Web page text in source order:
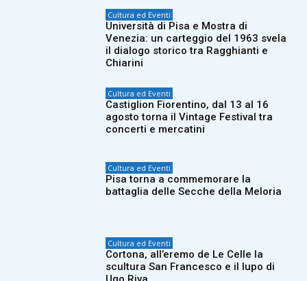
Cultura ed Eventi
Università di Pisa e Mostra di
Venezia: un carteggio del 1963 svela
il dialogo storico tra Ragghianti e
Chiarini
Cultura ed Eventi
Castiglion Fiorentino, dal 13 al 16
agosto torna il Vintage Festival tra
concerti e mercatini
Cultura ed Eventi
Pisa torna a commemorare la
battaglia delle Secche della Meloria
Cultura ed Eventi
Cortona, all’eremo de Le Celle la
scultura San Francesco e il lupo di